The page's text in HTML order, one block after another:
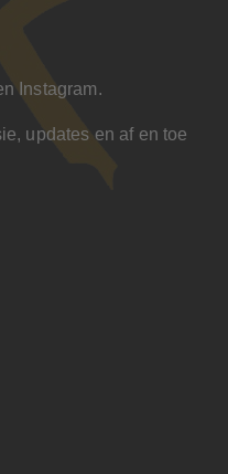
Instagram.
updates en af en toe